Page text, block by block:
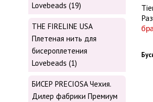
Lovebeads (19)
THE FIRELINE USA
Плетеная нить для
бисероплетения
Lovebeads (1)
БИСЕР PRECIOSA Чехия.
Дилер фабрики Премиум